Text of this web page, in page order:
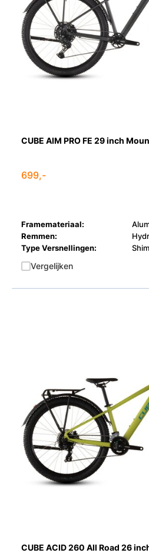
CUBE AIM PRO FE 29 inch
699,-
Framemateriaal:
Remmen:
Type Versnellingen:
Vergelijken
CUBE ACID 260 All Road 26